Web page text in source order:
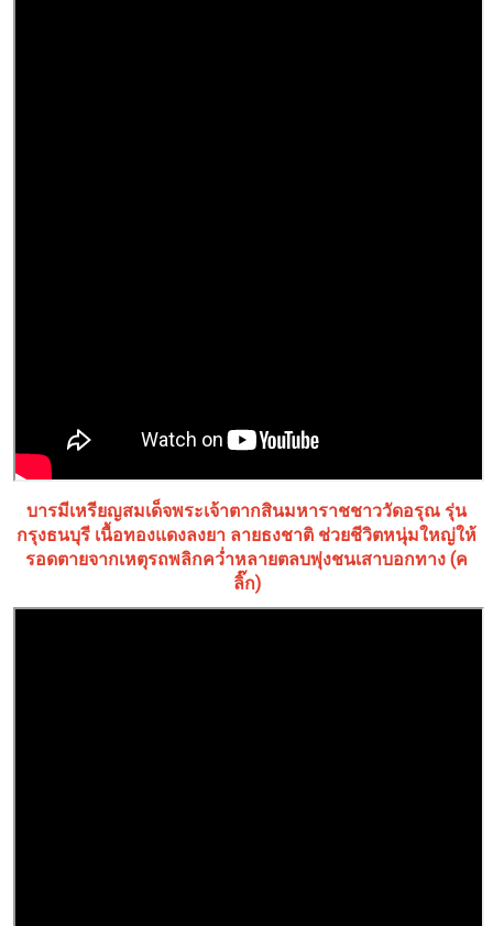
บารมีเหรียญสมเด็จพระเจ้าตากสินมหาราชชาววัดอรุณ รุ่น
กรุงธนบุรี เนื้อทองแดงลงยา ลายธงชาติ ช่วยชีวิตหนุ่มใหญ่ให้
รอดตายจากเหตุรถพลิกคว่ำหลายตลบพุ่งชนเสาบอกทาง (ค
ลิ๊ก)